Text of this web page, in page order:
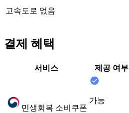
고속도로 없음
결제 혜택
서비스 제공 여부
민생회복 소비쿠폰
가능